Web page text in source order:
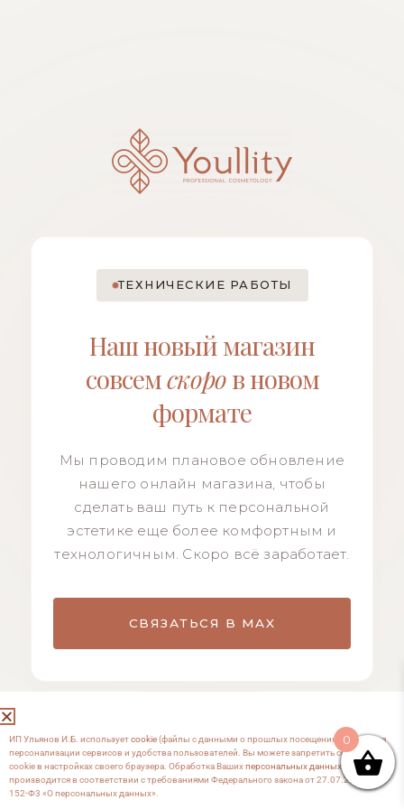
ТЕХНИЧЕСКИЕ РАБОТЫ
Наш новый магазин
совсемскоров новом
формате
Мы проводим плановое обновление
нашего онлайн магазина, чтобы
сделать ваш путь к персональной
эстетике еще более комфортным и
технологичным. Скоро всё заработает.
СВЯЗАТЬСЯ В MAX
0
ИП Ульянов И.Б. используетcookie(файлы с данными о прошлых посещениях сайта) для
персонализации сервисов и удобства пользователей. Вы можете запретить сохранение
cookie в настройках своего браузера. Обработка Вашихперсональных данных
производится в соответствии с требованиями Федерального закона от 27.07.2006 №
152-Ф3 «О персональных данных».